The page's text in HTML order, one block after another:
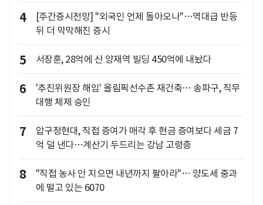
4
[주간증시전망] "외국인 언제 돌아오나"…역대급 반등
뒤 더 막막해진 증시
5 서장훈, 28억에 산 양재역 빌딩 450억에 내놨다
6
'추진위원장 해임' 올림픽선수촌 재건축… 송파구, 직무
대행 체제 승인
7
압구정현대, 직접 증여가 매각 후 현금 증여보다 세금 7
억 덜 낸다…계산기 두드리는 강남 고령층
8
"직접 농사 안 지으면 내년까지 팔아라"… 양도세 중과
에 떨고 있는 6070